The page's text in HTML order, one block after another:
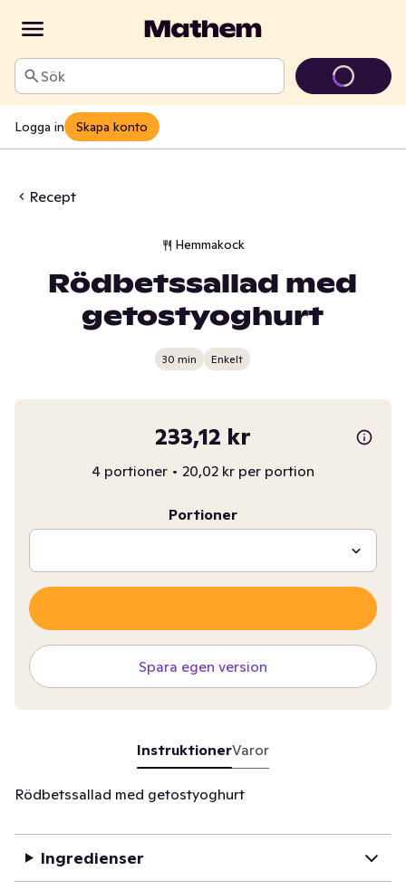
Sök
Logga in Skapa konto
Recept
Hemmakock
Rödbetssallad med
getostyoghurt
30 min Enkelt
233,12 kr
4 portioner • 20,02 kr per portion
Portioner
Spara egen version
InstruktionerVaror
Rödbetssallad med getostyoghurt
Ingredienser